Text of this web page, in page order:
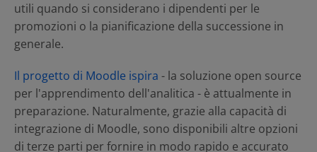
utili quando si considerano i dipendenti per le
promozioni o la pianificazione della successione in
generale.
Il progetto di Moodle ispira - la soluzione open source
per l'apprendimento dell'analitica - è attualmente in
preparazione. Naturalmente, grazie alla capacità di
integrazione di Moodle, sono disponibili altre opzioni
di terze parti per fornire in modo rapido e accurato